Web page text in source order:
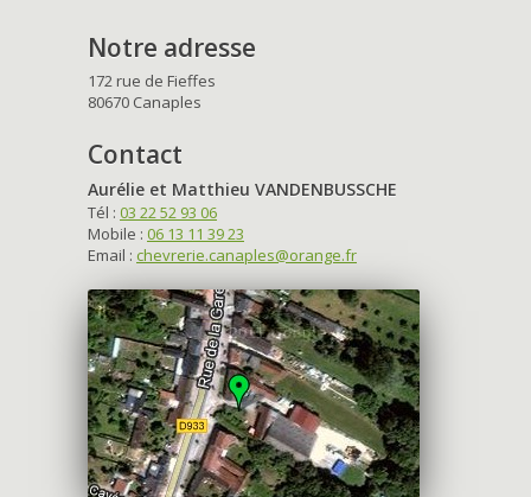
Notre adresse
172 rue de Fieffes
80670 Canaples
Contact
Aurélie et Matthieu VANDENBUSSCHE
Tél : 03 22 52 93 06
Mobile : 06 13 11 39 23
Email : chevrerie.canaples@orange.fr